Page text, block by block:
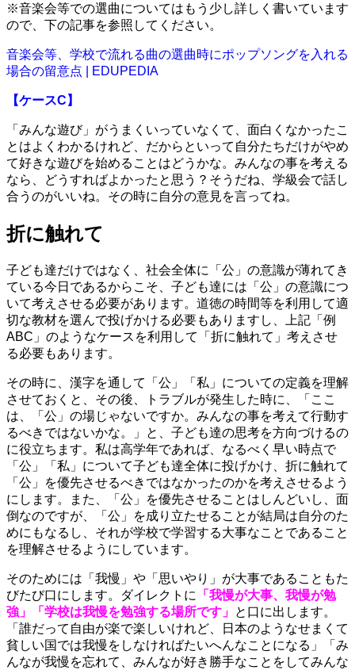
※音楽会等での選曲についてはもう少し詳しく書いています
ので、下の記事を参照してください。
音楽会等、学校で流れる曲の選曲時にポップソングを入れる
場合の留意点 | EDUPEDIA
【ケースC】
「みんな遊び」がうまくいっていなくて、面白くなかったこ
とはよくわかるけれど、だからといって自分たちだけがやめ
て好きな遊びを始めることはどうかな。みんなの事を考える
なら、どうすればよかったと思う？そうだね、学級会で話し
合うのがいいね。その時に自分の意見を言ってね。
折に触れて
子ども達だけではなく、社会全体に「公」の意識が薄れてき
ている今日であるからこそ、子ども達には「公」の意識につ
いて考えさせる必要があります。道徳の時間等を利用して適
切な教材を選んで投げかける必要もありますし、上記「例
ABC」のようなケースを利用して「折に触れて」考えさせ
る必要もあります。
その時に、漢字を通して「公」「私」についての定義を理解
させておくと、その後、トラブルが発生した時に、「ここ
は、「公」の場じゃないですか。みんなの事を考えて行動す
るべきではないかな。」と、子ども達の思考を方向づけるの
に役立ちます。私は高学年であれば、なるべく早い時点で
「公」「私」について子ども達全体に投げかけ、折に触れて
「公」を優先させるべきではなかったのかを考えさせるよう
にします。また、「公」を優先させることはしんどいし、面
倒なのですが、「公」を成り立たせることが結局は自分のた
めにもなるし、それが学校で学習する大事なことであること
を理解させるようにしています。
そのためには「我慢」や「思いやり」が大事であることもた
びたび口にします。ダイレクトに
「我慢が大事、我慢が勉
強」「学校は我慢を勉強する場所です」 と口に出します。
「誰だって自由が楽で楽しいけれど、日本のようなせまくて
貧しい国では我慢をしなければたいへんなことになる」「み
んなが我慢を忘れて、みんなが好き勝手なことをしてみんな